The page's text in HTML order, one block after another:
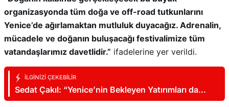
organizasyonda tüm doğa ve off-road tutkunlarını
Yenice’de ağırlamaktan mutluluk duyacağız. Adrenalin,
mücadele ve doğanın buluşacağı festivalimize tüm
vatandaşlarımız davetlidir.” ifadelerine yer verildi.
İLGINIZI ÇEKEBILIR
Sedat Çakıl: “Yenice’nin Bekleyen Yatırımları da
Hayata Geçirilmeli”